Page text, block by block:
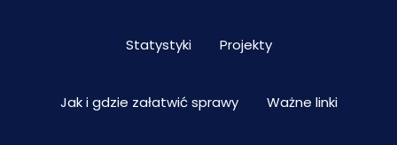
Statystyki Projekty
Jak i gdzie załatwić sprawy Ważne linki